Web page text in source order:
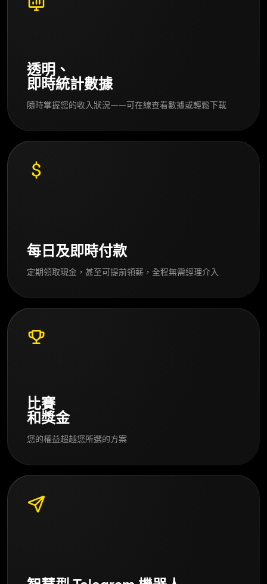
透明、
即時統計數據
隨時掌握您的收入狀況——可在線查看數據或輕鬆下載
每日及即時付款
定期領取現金，甚至可提前領薪，全程無需經理介入
比賽
和獎金
您的權益超越您所選的方案